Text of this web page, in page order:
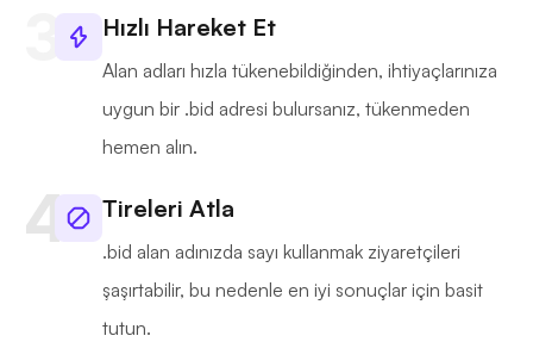
Hızlı Hareket Et
Alan adları hızla tükenebildiğinden, ihtiyaçlarınıza
uygun bir .bid adresi bulursanız, tükenmeden
hemen alın.
Tireleri Atla
.bid alan adınızda sayı kullanmak ziyaretçileri
şaşırtabilir, bu nedenle en iyi sonuçlar için basit
tutun.